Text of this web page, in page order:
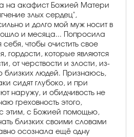
на акафист Божией Матери
злых сердец",
и долго мой муж носит в
и месяца... Попросила
чтобы очистить свое
гордости, которые являются
от черствости и злости, из-
близких людей. Признаюсь,
сидят глубоко, и при
наружу, и обидчивость не
греховность этого,
этим, с Божией помощью,
близких своими словами
осознала ещё одну